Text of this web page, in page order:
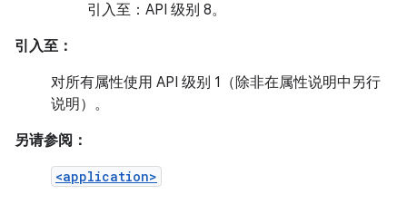
引入至：API 级别 8。
引入至：
对所有属性使用 API 级别 1（除非在属性说明中另行
说明）。
另请参阅：
<application>